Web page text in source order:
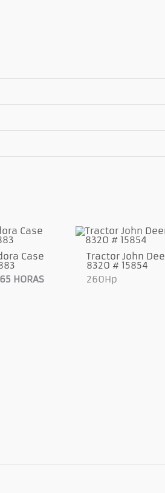
Case
HORAS
Tractor John
8320 # 15854
260Hp